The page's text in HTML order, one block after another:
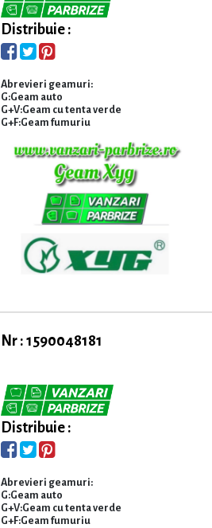
Distribuie :
Abrevieri geamuri:
G:Geam auto
G+V:Geam cu tenta verde
G+F:Geam fumuriu
Nr : 1590048181
Distribuie :
Abrevieri geamuri:
G:Geam auto
G+V:Geam cu tenta verde
G+F:Geam fumuriu